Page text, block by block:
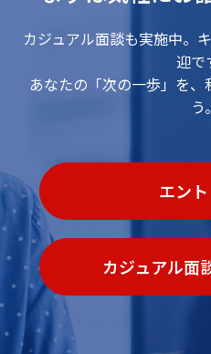
カジュアル面談も実施中。
迎で
あなたの「次の一歩」を
う。
エン
カジュアル面